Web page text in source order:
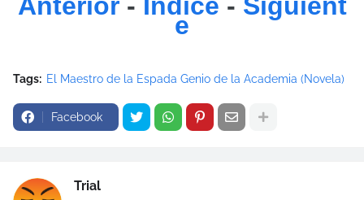
e
Tags: El Maestro de la Espada Genio de la Academia (Novela)
Facebook
Trial